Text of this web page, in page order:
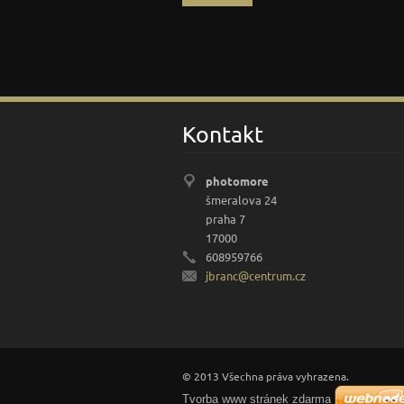
Kontakt
photomore
šmeralova 24
praha 7
17000
608959766
jbranc@centrum.cz
© 2013 Všechna práva vyhrazena.
Tvorba www stránek zdarma